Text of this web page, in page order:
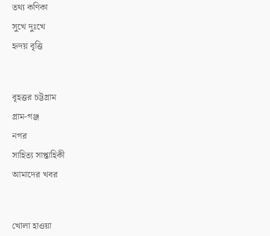
তথ্য কণিকা
সুখে দুঃখে
হৃদয় বৃত্তি
বৃহত্তর চট্টগ্রাম
গ্রাম-গঞ্জ
নগর
সাহিত্য সাপ্তাহিকী
আমাদের খবর
খোলা হাওয়া